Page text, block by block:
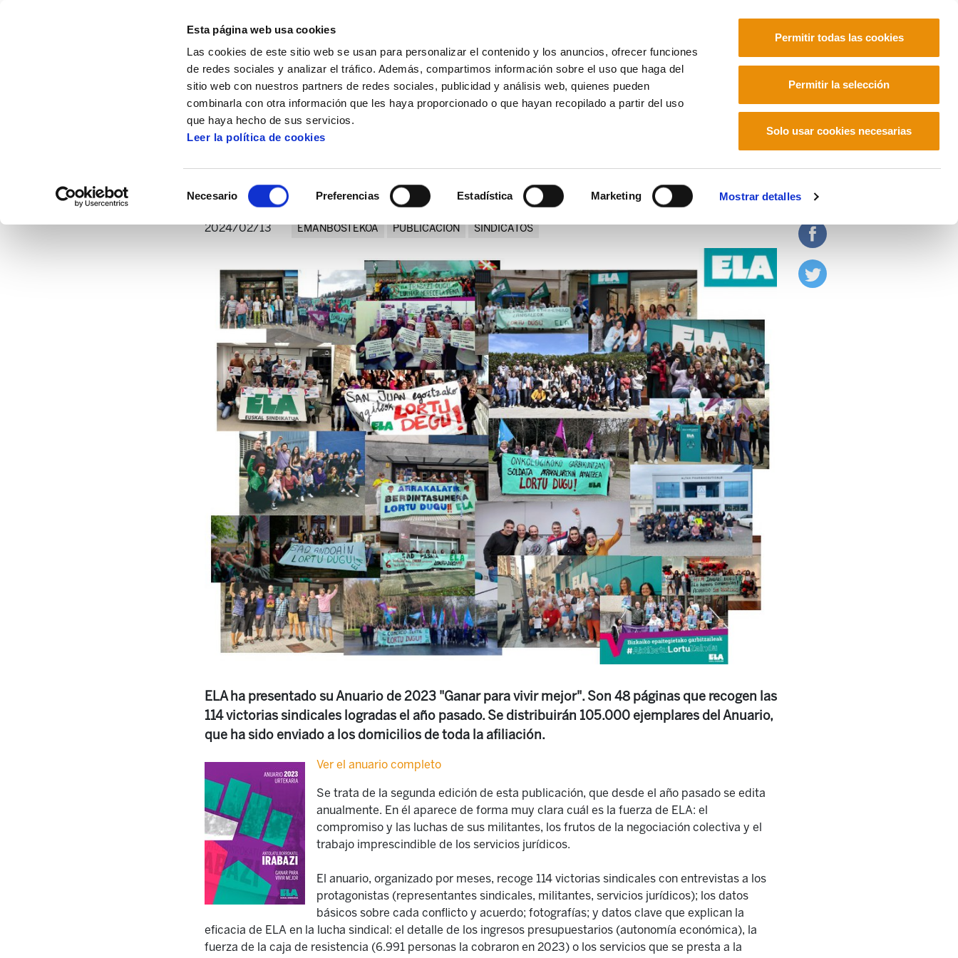
Esta página web usa cookies
Las cookies de este sitio web se usan para personalizar el contenido y los anuncios, ofrecer funciones
de redes sociales y analizar el tráfico. Además, compartimos información sobre el uso que haga del
sitio web con nuestros partners de redes sociales, publicidad y análisis web, quienes pueden
combinarla con otra información que les haya proporcionado o que hayan recopilado a partir del uso
que haya hecho de sus servicios.
Leer la política de cookies
Necesario Preferencias Estadística Marketing Mostrar detalles
Permitir todas las cookies
Permitir la selección
Solo usar cookies necesarias
Anuario de ELA: las 114 victorias sindicales de 2023
Anuario de ELA: las 114 victorias sindicales de 2023
2024/02/13 EMANBOSTEKOA PUBLICACION SINDICATOS
ELA ha presentado su Anuario de 2023 "Ganar para vivir mejor". Son 48 páginas que recogen las
114 victorias sindicales logradas el año pasado. Se distribuirán 105.000 ejemplares del Anuario,
que ha sido enviado a los domicilios de toda la afiliación.
Ver el anuario completo
Se trata de la segunda edición de esta publicación, que desde el año pasado se edita
anualmente. En él aparece de forma muy clara cuál es la fuerza de ELA: el
compromiso y las luchas de sus militantes, los frutos de la negociación colectiva y el
trabajo imprescindible de los servicios jurídicos.
El anuario, organizado por meses, recoge 114 victorias sindicales con entrevistas a los
protagonistas (representantes sindicales, militantes, servicios jurídicos); los datos
básicos sobre cada conflicto y acuerdo; fotografías; y datos clave que explican la
eficacia de ELA en la lucha sindical: el detalle de los ingresos presupuestarios (autonomía económica), la
fuerza de la caja de resistencia (6.991 personas la cobraron en 2023) o los servicios que se presta a la